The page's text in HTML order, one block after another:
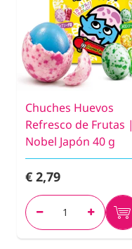
Chuches Huevos
Refresco de Frutas |
Nobel Japón 40 g
€ 2,79